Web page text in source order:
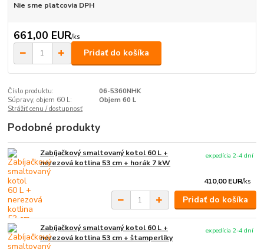
Nie sme platcovia DPH
661,00 EUR/ks
Pridať do košíka
Číslo produktu:
06-5360NHK
Súpravy, objem 60 L:
Objem 60 L
Strážiť cenu / dostupnosť
Podobné produkty
Zabíjačkový smaltovaný kotol 60 L +
nerezová kotlina 53 cm + horák 7 kW
410,00 EUR/ks
expedícia 2-4 dní
Pridať do košíka
Zabíjačkový smaltovaný kotol 60 L +
nerezová kotlina 53 cm + štamperlíky
expedícia 2-4 dní